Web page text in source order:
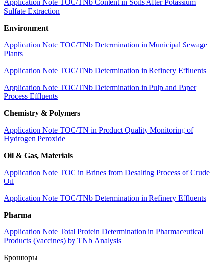
Application Note TOC/TN b Content in Soils After Potassium
Sulfate Extraction
Environment
Application Note TOC/TNb Determination in Municipal Sewage
Plants
Application Note TOC/TNb Determination in Refinery Effluents
Application Note TOC/TNb Determination in Pulp and Paper
Process Effluents
Chemistry & Polymers
Application Note TOC/TN in Product Quality Monitoring of
Hydrogen Peroxide
Oil & Gas, Materials
Application Note TOC in Brines from Desalting Process of Crude
Oil
Application Note TOC/TNb Determination in Refinery Effluents
Pharma
Application Note Total Protein Determination in Pharmaceutical
Products (Vaccines) by TNb Analysis
Брошюры